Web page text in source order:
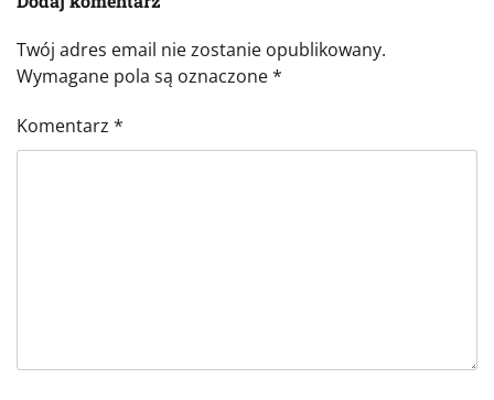
Twój adres email nie zostanie opublikowany.
Wymagane pola są oznaczone*
Komentarz *